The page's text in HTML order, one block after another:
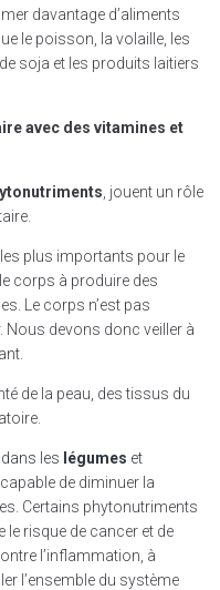
davantage d’aliments
le poisson, la volaille, les
soja et les produits laitiers
avec des vitamines et
, jouent un rôle
plus importants pour le
corps à produire des
Le corps n’est pas
Nous devons donc veiller à
de la peau, des tissus du
dans les légumes et
de diminuer la
Certains phytonutriments
le risque de cancer et de
l’inflammation, à
l’ensemble du système